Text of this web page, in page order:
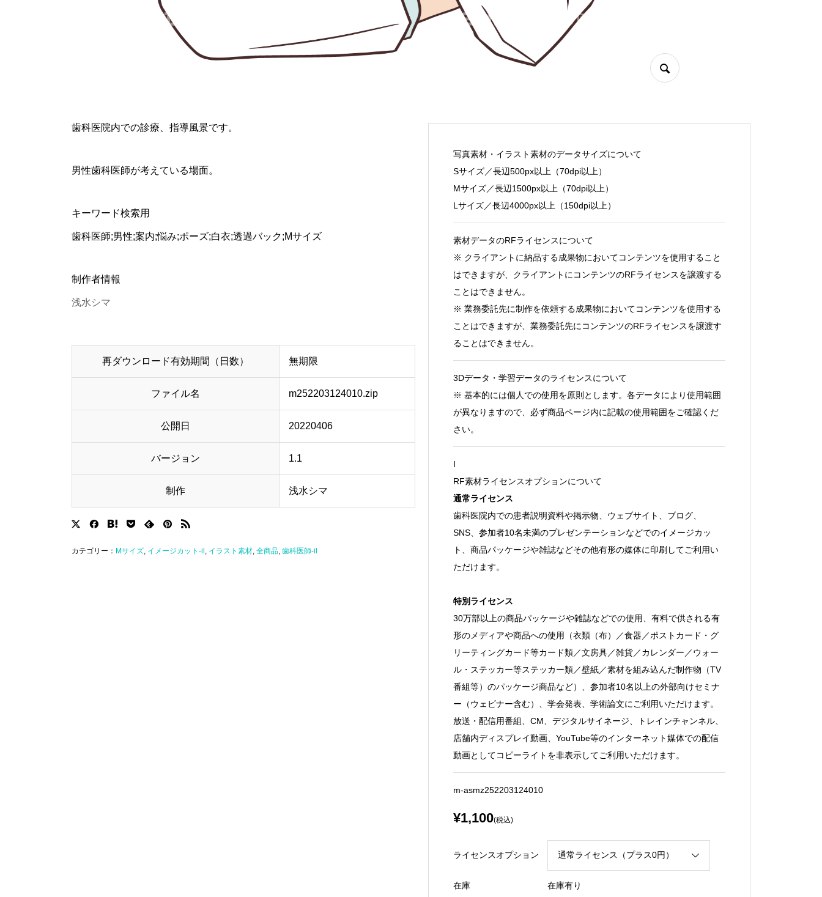
歯科医院内での診療、指導風景です。
男性歯科医師が考えている場面。
キーワード検索用
歯科医師;男性;案内;悩み;ポーズ;白衣;透過バック;Mサイズ
制作者情報
浅水シマ
再ダウンロード有効期間（日数） 無期限
ファイル名 m252203124010.zip
公開日 20220406
バージョン 1.1
制作 浅水シマ
カテゴリー： Mサイズ イメージカット-il イラスト素材 全商品 歯科医師-il
写真素材・イラスト素材のデータサイズについて
Sサイズ／長辺500px以上（70dpi以上）
Mサイズ／長辺1500px以上（70dpi以上）
Lサイズ／長辺4000px以上（150dpi以上）
素材データのRFライセンスについて
※ クライアントに納品する成果物においてコンテンツを使用すること
はできますが、クライアントにコンテンツのRFライセンスを譲渡する
ことはできません。
※ 業務委託先に制作を依頼する成果物においてコンテンツを使用する
ことはできますが、業務委託先にコンテンツのRFライセンスを譲渡す
ることはできません。
3Dデータ・学習データのライセンスについて
※ 基本的には個人での使用を原則とします。各データにより使用範囲
が異なりますので、必ず商品ページ内に記載の使用範囲をご確認くだ
さい。
I
RF素材ライセンスオプションについて
通常ライセンス
歯科医院内での患者説明資料や掲示物、ウェブサイト、ブログ、
SNS、参加者10名未満のプレゼンテーションなどでのイメージカッ
ト、商品パッケージや雑誌などその他有形の媒体に印刷してご利用い
ただけます。
特別ライセンス
30万部以上の商品パッケージや雑誌などでの使用、有料で供される有
形のメディアや商品への使用（衣類（布）／食器／ポストカード・グ
リーティングカード等カード類／文房具／雑貨／カレンダー／ウォー
ル・ステッカー等ステッカー類／壁紙／素材を組み込んだ制作物（TV
番組等）のパッケージ商品など）、参加者10名以上の外部向けセミナ
ー（ウェビナー含む）、学会発表、学術論文にご利用いただけます。
放送・配信用番組、CM、デジタルサイネージ、トレインチャンネル、
店舗内ディスプレイ動画、YouTube等のインターネット媒体での配信
動画としてコピーライトを非表示してご利用いただけます。
m-asmz252203124010
¥1,100(税込)
ライセンスオプション
在庫 在庫有り